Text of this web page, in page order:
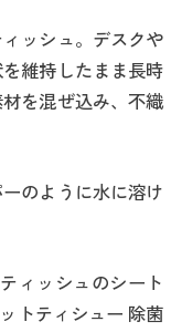
ッシュ。デスクや
維持したまま長時
を混ぜ込み、不織
のように水に溶け
ィッシュのシート
トティシュー 除菌